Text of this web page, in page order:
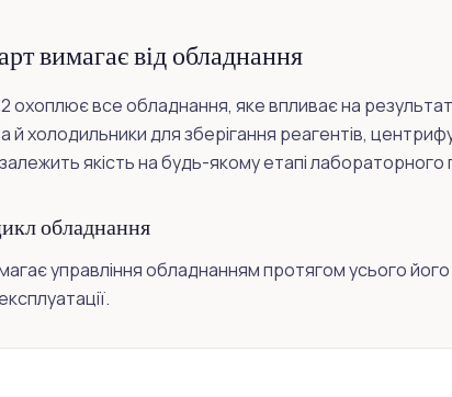
вимагає від обладнання
охоплює все обладнання, яке впливає на
й холодильники для зберігання реагентів,
якість на будь-якому етапі
обладнання
управління обладнанням протягом усього